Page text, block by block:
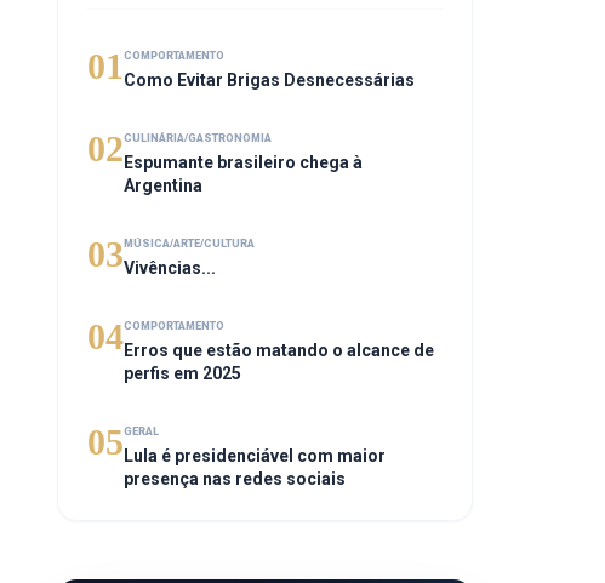
01 COMPORTAMENTO
Como Evitar Brigas Desnecessárias
02CULINÁRIA/GASTRONOMIA
Espumante brasileiro chega à
Argentina
03 MÚSICA/ARTE/CULTURA
Vivências...
04COMPORTAMENTO
Erros que estão matando o alcance de
perfis em 2025
05GERAL
Lula é presidenciável com maior
presença nas redes sociais